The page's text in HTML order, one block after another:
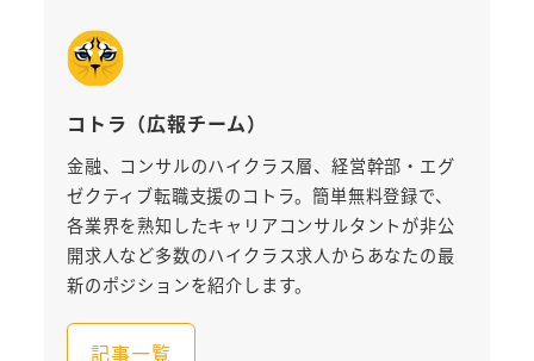
コトラ（広報チーム）
金融、コンサルのハイクラス層、経営幹部・エグ
ゼクティブ転職支援のコトラ。簡単無料登録で、
各業界を熟知したキャリアコンサルタントが非公
開求人など多数のハイクラス求人からあなたの最
新のポジションを紹介します。
記事一覧